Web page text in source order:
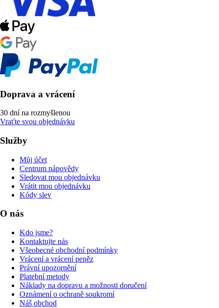
Doprava a vrácení
30 dní na rozmyšlenou
Vraťte svou objednávku
Služby
Můj účet
Centrum nápovědy
Sledovat mou objednávku
Vrátit mou objednávku
Kódy slev
O nás
Kdo jsme?
Kontaktujte nás
Všeobecné obchodní podmínky
Vrácení a vrácení peněz
Právní upozornění
Platební metody
Náklady na dopravu a možnosti doručení
Oznámení o ochraně soukromí
Náš obchod